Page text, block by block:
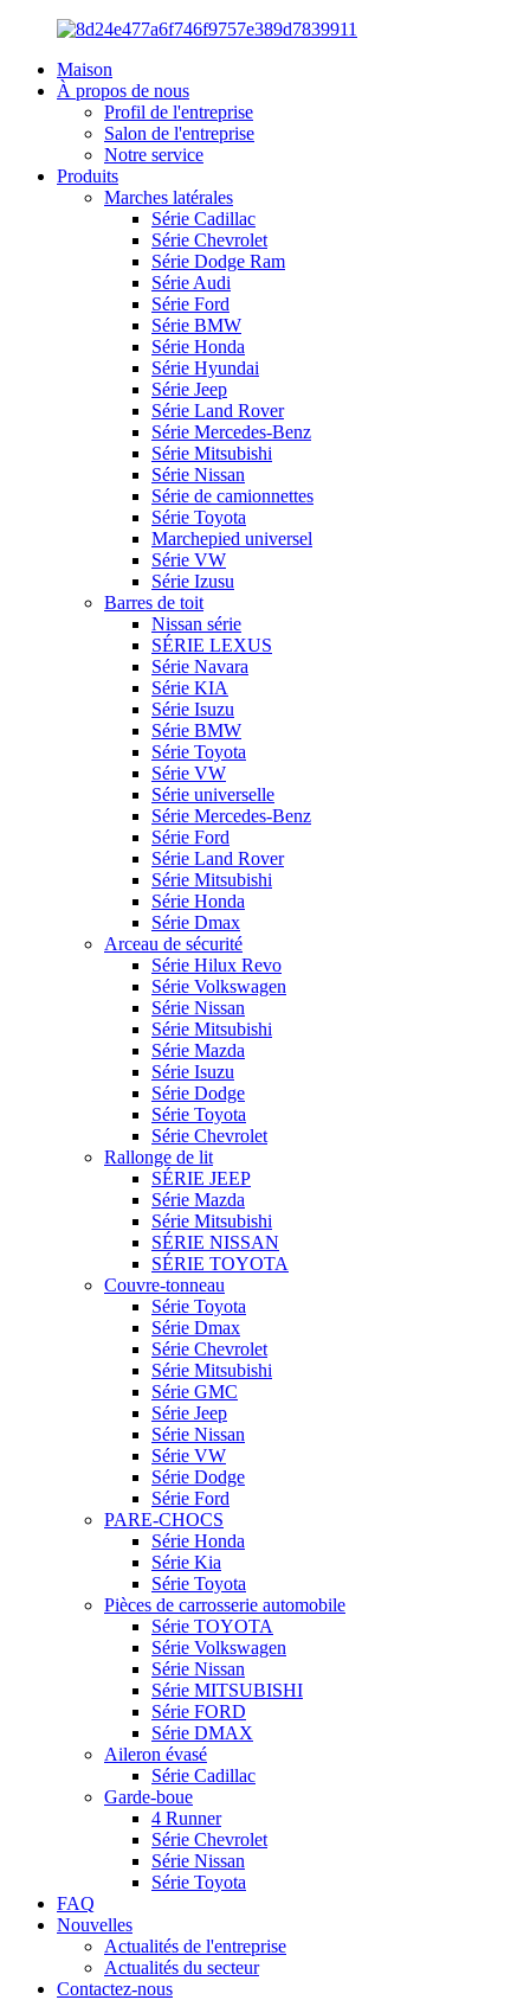
Maison
À propos de nous
Profil de l'entreprise
Salon de l'entreprise
Notre service
Produits
Marches latérales
Série Cadillac
Série Chevrolet
Série Dodge Ram
Série Audi
Série Ford
Série BMW
Série Honda
Série Hyundai
Série Jeep
Série Land Rover
Série Mercedes-Benz
Série Mitsubishi
Série Nissan
Série de camionnettes
Série Toyota
Marchepied universel
Série VW
Série Izusu
Barres de toit
Nissan série
SÉRIE LEXUS
Série Navara
Série KIA
Série Isuzu
Série BMW
Série Toyota
Série VW
Série universelle
Série Mercedes-Benz
Série Ford
Série Land Rover
Série Mitsubishi
Série Honda
Série Dmax
Arceau de sécurité
Série Hilux Revo
Série Volkswagen
Série Nissan
Série Mitsubishi
Série Mazda
Série Isuzu
Série Dodge
Série Toyota
Série Chevrolet
Rallonge de lit
SÉRIE JEEP
Série Mazda
Série Mitsubishi
SÉRIE NISSAN
SÉRIE TOYOTA
Couvre-tonneau
Série Toyota
Série Dmax
Série Chevrolet
Série Mitsubishi
Série GMC
Série Jeep
Série Nissan
Série VW
Série Dodge
Série Ford
PARE-CHOCS
Série Honda
Série Kia
Série Toyota
Pièces de carrosserie automobile
Série TOYOTA
Série Volkswagen
Série Nissan
Série MITSUBISHI
Série FORD
Série DMAX
Aileron évasé
Série Cadillac
Garde-boue
4 Runner
Série Chevrolet
Série Nissan
Série Toyota
FAQ
Nouvelles
Actualités de l'entreprise
Actualités du secteur
Contactez-nous